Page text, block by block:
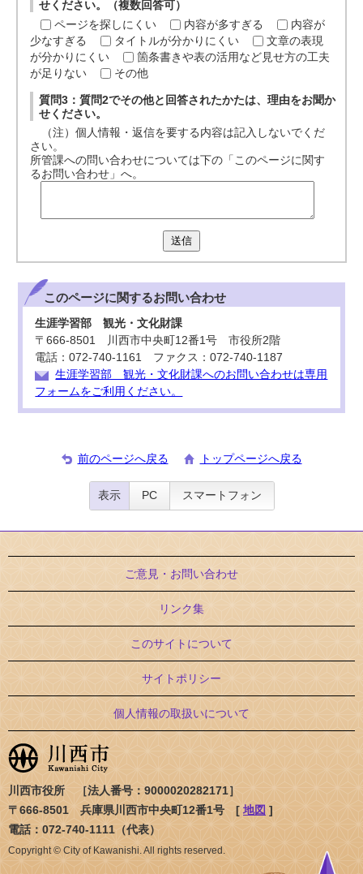
せください。（複数回答可）
ページを探しにくい
内容が多すぎる
内容が
少なすぎる
タイトルが分かりにくい
文章の表現
が分かりにくい
箇条書きや表の活用など見せ方の工夫
が足りない
その他
質問3：質問2でその他と回答されたかたは、理由をお聞か
せください。
（注）個人情報・返信を要する内容は記入しないでくだ
さい。
所管課への問い合わせについては下の「このページに関す
るお問い合わせ」へ。
送信
このページに関するお問い合わせ
生涯学習部 観光・文化財課
〒666-8501 川西市中央町12番1号 市役所2階
電話：072-740-1161 ファクス：072-740-1187
生涯学習部 観光・文化財課へのお問い合わせは専用
フォームをご利用ください。
前のページへ戻る トップページへ戻る
表示 PC スマートフォン
ご意見・お問い合わせ
リンク集
このサイトについて
サイトポリシー
個人情報の取扱いについて
川西市役所 ［法人番号：9000020282171］
〒666-8501 兵庫県川西市中央町12番1号 [ 地図 ]
電話：072-740-1111（代表）
Copyright © City of Kawanishi. All rights reserved.